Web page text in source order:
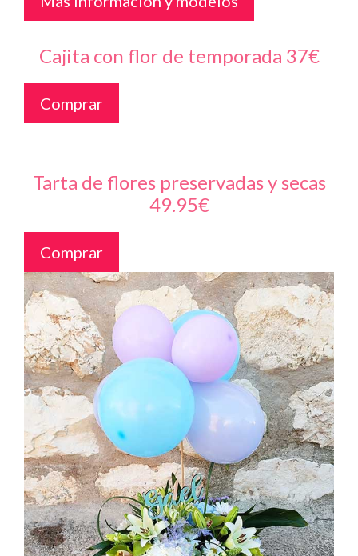
Cajita con flor de temporada 37€
Comprar
Tarta de flores preservadas y secas
49.95€
Comprar